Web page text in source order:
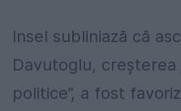
Insel subliniază că
Davutoglu, creșterea
politice”, a fost